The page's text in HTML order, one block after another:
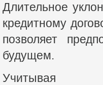
Длительное
кредитному
позволяет
будущем.
Учитывая